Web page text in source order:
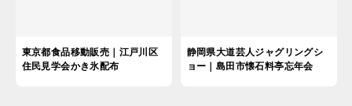
東京都食品移動販売｜江戸川区
住民見学会かき氷配布
静岡県大道芸人ジャグリングシ
ョー｜島田市懐石料亭忘年会